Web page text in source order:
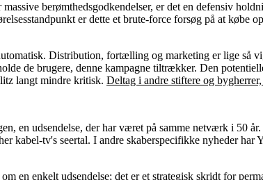
berømthedsgodkendelser, er det en defensiv
er dette et brute-force forsøg på at
Distribution, fortælling og marketing er lige så
de brugere, denne kampagne tiltrækker. Den
langt mindre kritisk. Deltag i andre stiftere og
en udsendelse, der har været på samme netværk i 50
kabel-tv's seertal. I andre skaberspecifikke nyheder
en enkelt udsendelse; det er et strategisk skridt for